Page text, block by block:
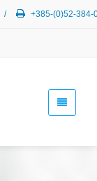
/ +385-(0)52-